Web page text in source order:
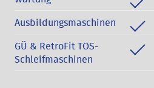
Ausbildungsmaschinen
GÜ & RetroFit TOS-
Schleifmaschinen